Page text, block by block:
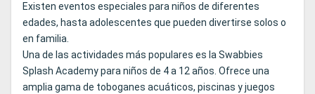
Existen eventos especiales para niños de diferentes
edades, hasta adolescentes que pueden divertirse solos o
en familia.
Una de las actividades más populares es la Swabbies
Splash Academy para niños de 4 a 12 años. Ofrece una
amplia gama de toboganes acuáticos, piscinas y juegos